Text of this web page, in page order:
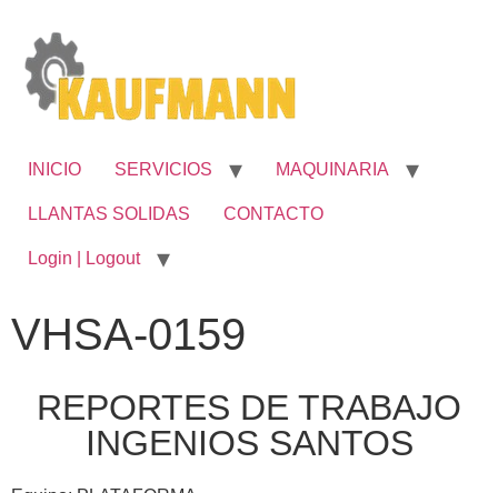
INICIO SERVICIOS MAQUINARIA
LLANTAS SOLIDAS CONTACTO
Login | Logout
VHSA-0159
REPORTES DE TRABAJO
INGENIOS SANTOS